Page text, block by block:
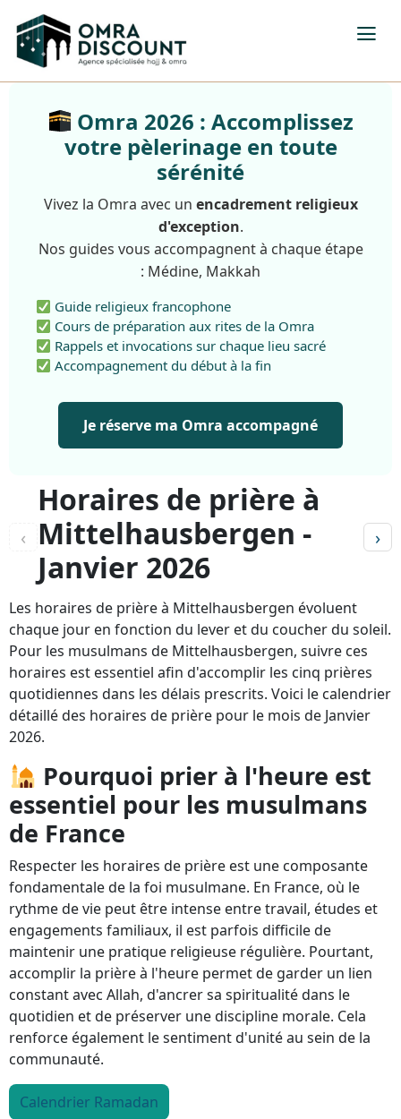
Omra 2026 : Accomplissez
votre pèlerinage en toute
sérénité
Vivez la Omra avec un encadrement religieux
d'exception.
Nos guides vous accompagnent à chaque étape
: Médine, Makkah
Guide religieux francophone
Cours de préparation aux rites de la Omra
Rappels et invocations sur chaque lieu sacré
Accompagnement du début à la fin
Je réserve ma Omra accompagné
‹
Horaires de prière à
Mittelhausbergen -
Janvier 2026
›
Les horaires de prière à Mittelhausbergen évoluent
chaque jour en fonction du lever et du coucher du soleil.
Pour les musulmans de Mittelhausbergen, suivre ces
horaires est essentiel afin d'accomplir les cinq prières
quotidiennes dans les délais prescrits. Voici le calendrier
détaillé des horaires de prière pour le mois de Janvier
2026.
Pourquoi prier à l'heure est
essentiel pour les musulmans
de France
Respecter les horaires de prière est une composante
fondamentale de la foi musulmane. En France, où le
rythme de vie peut être intense entre travail, études et
engagements familiaux, il est parfois difficile de
maintenir une pratique religieuse régulière. Pourtant,
accomplir la prière à l'heure permet de garder un lien
constant avec Allah, d'ancrer sa spiritualité dans le
quotidien et de préserver une discipline morale. Cela
renforce également le sentiment d'unité au sein de la
communauté.
Calendrier Ramadan